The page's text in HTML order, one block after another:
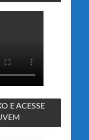
E ACESSE